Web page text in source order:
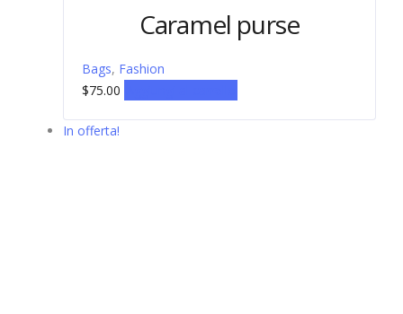
Caramel purse
Bags, Fashion
$75.00
In offerta!